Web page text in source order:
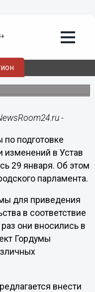
в
различных
-
подготовке
изменений в Устав
29 января. Об этом
парламента.
для приведения
в соответствие
они вносились в
Гордумы
внести